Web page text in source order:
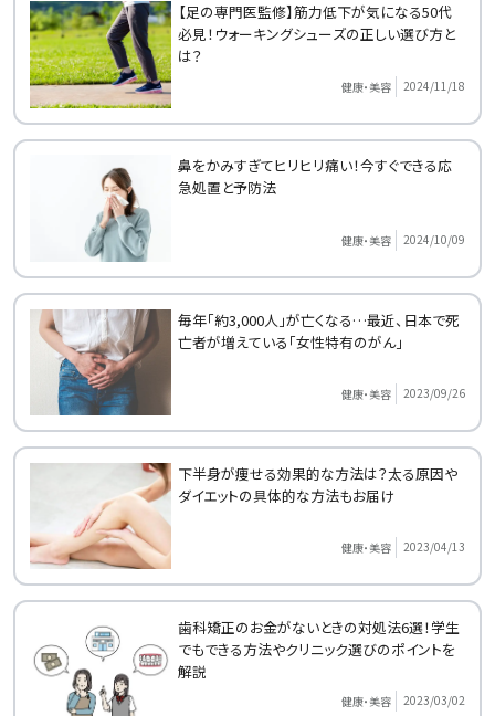
【足の専門医監修】筋力低下が気になる50代
必見！ウォーキングシューズの正しい選び方と
は？
健康・美容 2024/11/18
鼻をかみすぎてヒリヒリ痛い！今すぐできる応
急処置と予防法
健康・美容 2024/10/09
毎年「約3,000人」が亡くなる…最近、日本で死
亡者が増えている「女性特有のがん」
健康・美容 2023/09/26
下半身が痩せる効果的な方法は？太る原因や
ダイエットの具体的な方法もお届け
健康・美容 2023/04/13
歯科矯正のお金がないときの対処法6選！学生
でもできる方法やクリニック選びのポイントを
解説
健康・美容 2023/03/02